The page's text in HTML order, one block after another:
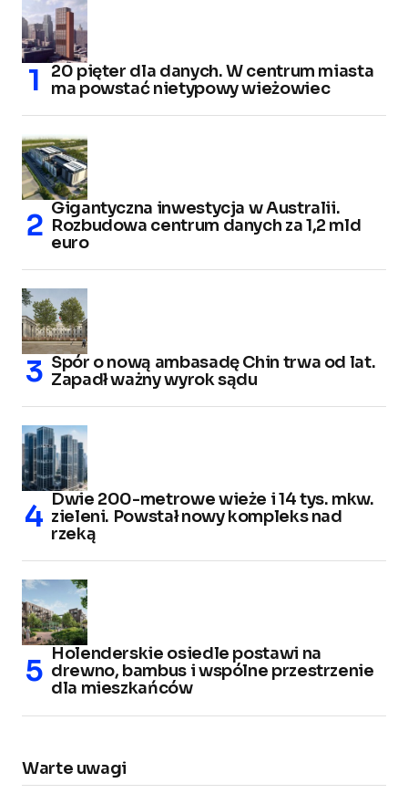
20 pięter dla danych. W centrum miasta
ma powstać nietypowy wieżowiec
Gigantyczna inwestycja w Australii.
Rozbudowa centrum danych za 1,2 mld
euro
Spór o nową ambasadę Chin trwa od lat.
Zapadł ważny wyrok sądu
Dwie 200-metrowe wieże i 14 tys. mkw.
zieleni. Powstał nowy kompleks nad
rzeką
Holenderskie osiedle postawi na
drewno, bambus i wspólne przestrzenie
dla mieszkańców
Warte uwagi